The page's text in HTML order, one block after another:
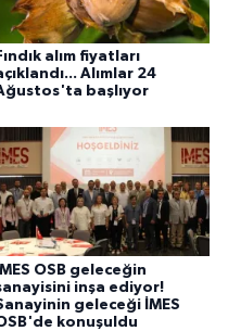
alım fiyatları
Alımlar 24
başlıyor
İMES OSB geleceğin
inşa ediyor!
geleceği İMES
konuşuldu